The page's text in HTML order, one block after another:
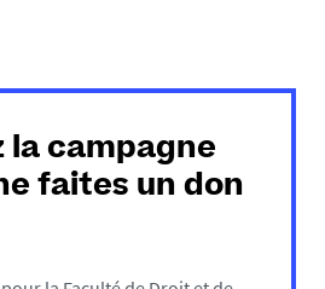
la campagne
faites un don